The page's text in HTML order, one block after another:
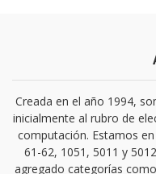
Creada en el año 1994,
inicialmente al rubro de
computación. Estamos
61-62, 1051, 5011 y
agregado categorías